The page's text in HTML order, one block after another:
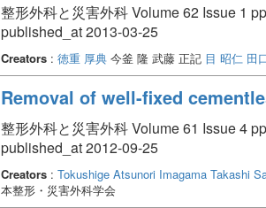
整形外科と災害外科 Volume 62 Issue 1
published_at 2013-03-25
Creators: 徳重 厚典今釜 隆 武藤 正記 目 昭仁 田
Removal of well-fixed
整形外科と災害外科 Volume 61 Issue 4
published_at 2012-09-25
Creators: Tokushige Atsunori Imagama Takashi
本整形・災害外科学会